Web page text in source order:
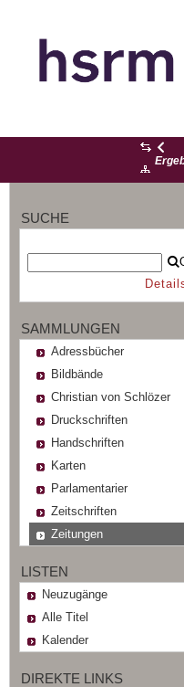
SUCHE
SAMMLUNGEN
Adressbücher
Bildbände
Christian von Schlözer
Druckschriften
Handschriften
Karten
Parlamentarier
Zeitschriften
Zeitungen
LISTEN
Neuzugänge
Alle Titel
Kalender
DIREKTE LINKS